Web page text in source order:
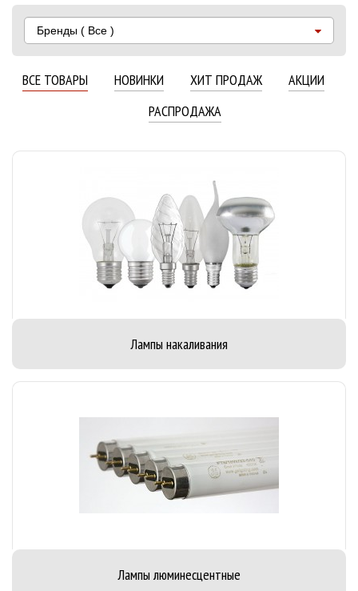
Бренды ( Все )
ВСЕ ТОВАРЫ НОВИНКИ ХИТ ПРОДАЖ
АКЦИИ
РАСПРОДАЖА
Лампы накаливания
Лампы люминесцентные